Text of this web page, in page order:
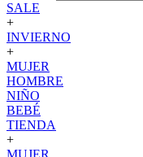
SALE
+
INVIERNO
+
MUJER
HOMBRE
NIÑO
BEBÉ
TIENDA
+
MUJER